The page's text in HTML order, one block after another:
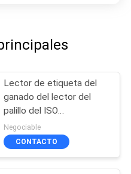
Lector de etiqueta del
ganado del lector del
palillo del ISO
11784/11785 LF RFID
con almacenamiento de
datos grande
Negociable
CONTACTO